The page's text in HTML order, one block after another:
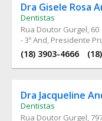
Dra Gisele Rosa
Dentistas
Rua Doutor Gurgel, 60
- 3º And, Presidente
(18) 3903-4666
Dra Jacqueline
Dentistas
Rua Doutor Gurgel,